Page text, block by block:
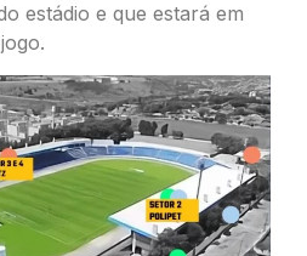
estádio e que estará em